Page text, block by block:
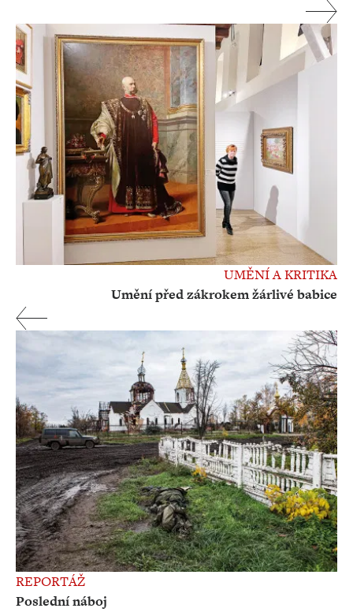
UMĚNÍ A KRITIKA
Umění před zákrokem žárlivé babice
REPORTÁŽ
Poslední náboj